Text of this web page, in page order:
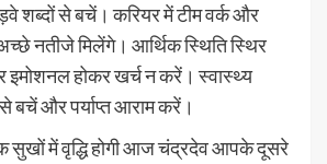
शब्दों से बचें। करियर में टीम वर्क और
नतीजे मिलेंगे। आर्थिक स्थिति स्थिर
इमोशनल होकर खर्च न करें। स्वास्थ्य
और पर्याप्त आराम करें।
सुखों में वृद्धि होगी आज चंद्रदेव आपके दूसरे